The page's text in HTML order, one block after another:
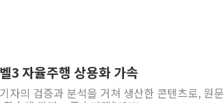
3 자율주행 상용화 가속
자의 검증과 분석을 거쳐 생산한 콘텐츠로, 원